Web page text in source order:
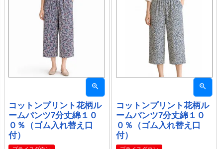
コットンプリント花柄ル
ームパンツ7分丈綿１０
０％（ゴム入れ替え口
付）
コットンプリント花柄ル
ームパンツ7分丈綿１０
０％（ゴム入れ替え口
付）